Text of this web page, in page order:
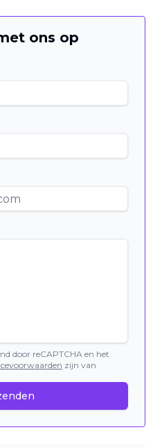
ons op
door reCAPTCHA en het
zijn van